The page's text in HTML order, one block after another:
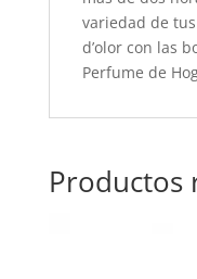
variedad de
d’olor con las
Perfume de
Productos